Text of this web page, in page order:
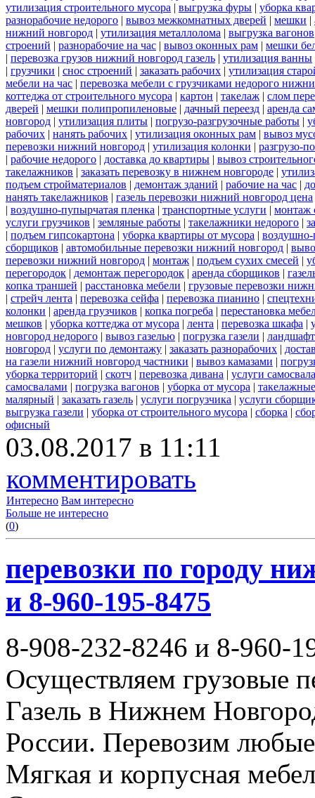
утилизация строительного мусора | выгрузка фуры | уборка
разнорабочие недорого | вывоз межкомнатных дверей | мешки |
нижний новгород | утилизация металлолома | выгрузка вагонов
строений | разнорабочие на час | вывоз оконных рам | мешки
| перевозка грузов нижний новгород газель | утилизация ванны
| грузчики | снос строений | заказать рабочих | утилизация
мебели на час | перевозка мебели с грузчиками недорого
коттеджа от строительного мусора | картон | такелаж | слом
дверей | мешки полипропиленовые | дачный переезд | аренда
новгород | утилизация плиты | погрузо-разгрузочные работы |
рабочих | нанять рабочих | утилизация оконных рам | вывоз
перевозки нижний новгород | утилизация колонки | разгрузо-
| рабочие недорого | доставка до квартиры | вывоз
такелажников | заказать перевозку в нижнем новгороде |
подъем стройматериалов | демонтаж зданий | рабочие на час |
нанять такелажников | газель перевозки нижний новгород цена
| воздушно-пупырчатая пленка | транспортные услуги | монтаж
услуги грузчиков | земляные работы | такелажники недорого |
| подъем гипсокартона | уборка квартиры от мусора | воздушно-
сборщиков | автомобильные перевозки нижний новгород |
перевозки нижний новгород | монтаж | подъем сухих смесей |
перегородок | демонтаж перегородок | аренда сборщиков |
копка траншей | расстановка мебели | грузовые перевозки
| стрейч лента | перевозка сейфа | перевозка пианино |
колонки | аренда грузчиков | копка погреба | перестановка
мешков | уборка коттеджа от мусора | лента | перевозка шкафа |
новгород недорого | вывоз газелью | погрузка газели |
новгород | услуги по демонтажу | заказать разнорабочих |
на газели нижний новгород частники | вывоз камазами |
уборка территорий | скотч | перевозка дивана | услуги самосвала
самосвалами | погрузка вагонов | уборка от мусора |
малярный | заказать газель | услуги погрузчика | услуги
выгрузка газели | уборка от строительного мусора | сборка |
офисный
03.08.2017 в 11:11
комментировать
Интересно Вам интересно
Больше не интересно
(0)
перевозки по городу
и 8-960-195-8475
8-908-232-8246 и 8-960-
Осуществляем грузовые
Газель в Нижнем
России. Перевозим
Мягкая и корпусная